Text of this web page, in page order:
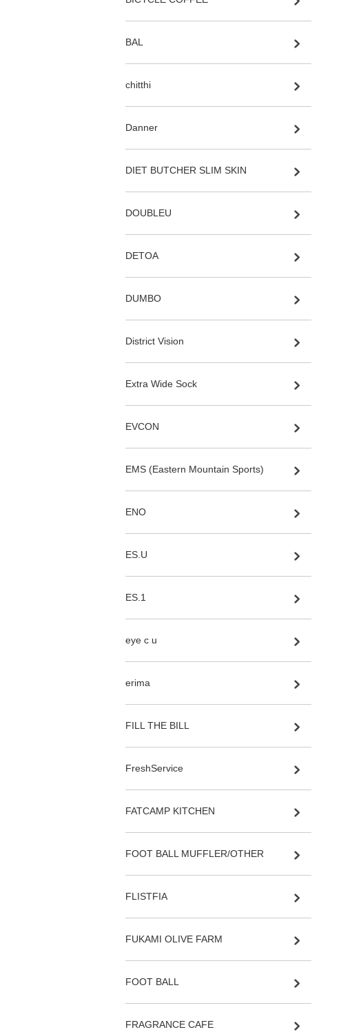
BAL
chitthi
Danner
DIET BUTCHER SLIM SKIN
DOUBLEU
DETOA
DUMBO
District Vision
Extra Wide Sock
EVCON
EMS (Eastern Mountain Sports)
ENO
ES.U
ES.1
eye c u
erima
FILL THE BILL
FreshService
FATCAMP KITCHEN
FOOT BALL MUFFLER/OTHER
FLISTFIA
FUKAMI OLIVE FARM
FOOT BALL
FRAGRANCE CAFE